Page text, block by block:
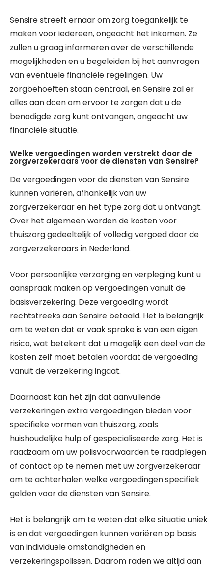
Sensire streeft ernaar om zorg toegankelijk te
maken voor iedereen, ongeacht het inkomen. Ze
zullen u graag informeren over de verschillende
mogelijkheden en u begeleiden bij het aanvragen
van eventuele financiële regelingen. Uw
zorgbehoeften staan centraal, en Sensire zal er
alles aan doen om ervoor te zorgen dat u de
benodigde zorg kunt ontvangen, ongeacht uw
financiële situatie.
Welke vergoedingen worden verstrekt door de
zorgverzekeraars voor de diensten van Sensire?
De vergoedingen voor de diensten van Sensire
kunnen variëren, afhankelijk van uw
zorgverzekeraar en het type zorg dat u ontvangt.
Over het algemeen worden de kosten voor
thuiszorg gedeeltelijk of volledig vergoed door de
zorgverzekeraars in Nederland.
Voor persoonlijke verzorging en verpleging kunt u
aanspraak maken op vergoedingen vanuit de
basisverzekering. Deze vergoeding wordt
rechtstreeks aan Sensire betaald. Het is belangrijk
om te weten dat er vaak sprake is van een eigen
risico, wat betekent dat u mogelijk een deel van de
kosten zelf moet betalen voordat de vergoeding
vanuit de verzekering ingaat.
Daarnaast kan het zijn dat aanvullende
verzekeringen extra vergoedingen bieden voor
specifieke vormen van thuiszorg, zoals
huishoudelijke hulp of gespecialiseerde zorg. Het is
raadzaam om uw polisvoorwaarden te raadplegen
of contact op te nemen met uw zorgverzekeraar
om te achterhalen welke vergoedingen specifiek
gelden voor de diensten van Sensire.
Het is belangrijk om te weten dat elke situatie uniek
is en dat vergoedingen kunnen variëren op basis
van individuele omstandigheden en
verzekeringspolissen. Daarom raden we altijd aan